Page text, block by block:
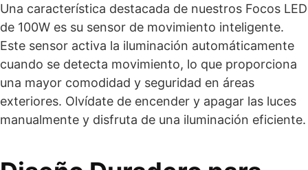
Una característica destacada de nuestros Focos LED
de 100W es su sensor de movimiento inteligente.
Este sensor activa la iluminación automáticamente
cuando se detecta movimiento, lo que proporciona
una mayor comodidad y seguridad en áreas
exteriores. Olvídate de encender y apagar las luces
manualmente y disfruta de una iluminación eficiente.